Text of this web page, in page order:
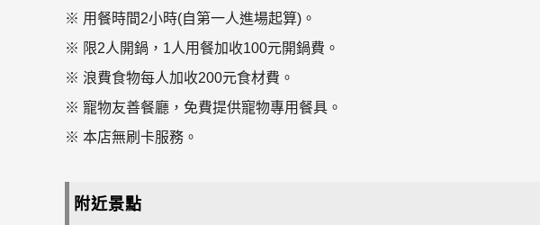
※ 用餐時間2小時(自第一人進場起算)。
※ 限2人開鍋，1人用餐加收100元開鍋費。
※ 浪費食物每人加收200元食材費。
※ 寵物友善餐廳，免費提供寵物專用餐具。
※ 本店無刷卡服務。
附近景點